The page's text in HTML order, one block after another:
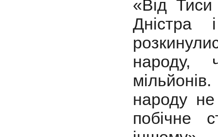
«Від
народу,
народу
побічне